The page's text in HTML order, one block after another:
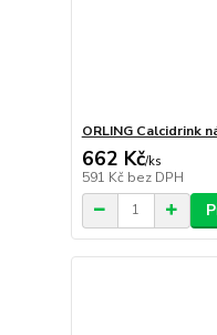
ORLING Calcidrink
662 Kč/ks
591 Kč bez DPH